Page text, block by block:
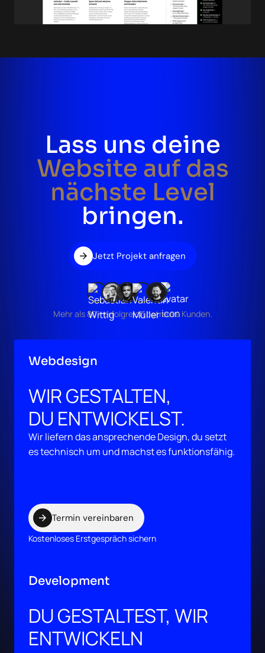
Lass uns deine
Website auf das
nächste Level
bringen.
Jetzt Projekt anfragen
Mehr als 80+ erfolgreich betreute Kunden.
Webdesign
WIR GESTALTEN,
DU ENTWICKELST.
Wir liefern das ansprechende Design, du setzt
es technisch um und machst es funktionsfähig.
Termin vereinbaren
Kostenloses Erstgespräch sichern
Development
DU GESTALTEST, WIR
ENTWICKELN